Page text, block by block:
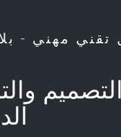
تقني مهني -
التصميم